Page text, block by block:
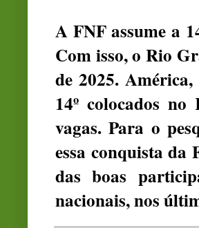
A FNF assume a
Com isso, o Rio
de 2025.
14º colocados
vagas. Para o
essa conquista da
das boas
nacionais, nos